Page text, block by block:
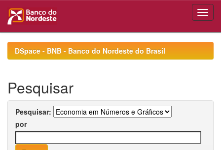
navigationDSpace - BNB - Banco do Nordeste do Brasil
Pesquisar
Pesquisar:
por